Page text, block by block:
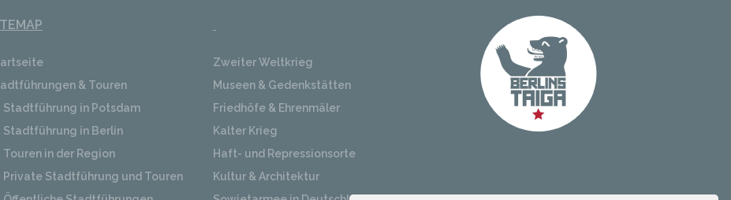
& Touren
Stadtführung in Potsdam
Stadtführung in Berlin
Touren in der Region
Private Stadtführung und Touren
Zweiter Weltkrieg
Museen & Gedenkstätten
Friedhöfe & Ehrenmäler
Kalter Krieg
Haft- und Repressionsorte
Kultur & Architektur